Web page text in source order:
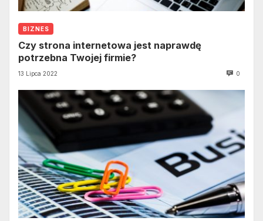
BIZNES
Czy strona internetowa jest naprawdę
potrzebna Twojej firmie?
13 Lipca 2022 0